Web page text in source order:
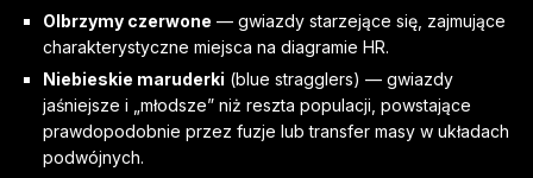
Olbrzymy czerwone — gwiazdy starzejące się, zajmujące
charakterystyczne miejsca na diagramie HR.
Niebieskie maruderki (blue stragglers) — gwiazdy
jaśniejsze i „młodsze” niż reszta populacji, powstające
prawdopodobnie przez fuzje lub transfer masy w układach
podwójnych.